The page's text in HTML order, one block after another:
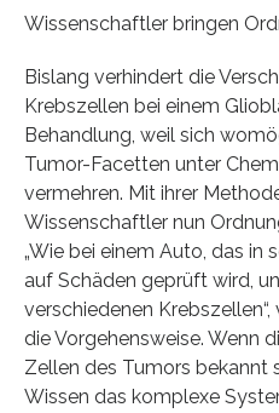
Wissenschaftler bringen
Bislang verhindert die
Krebszellen bei einem
Behandlung, weil sich
Tumor-Facetten unter
vermehren. Mit ihrer
Wissenschaftler nun
„Wie bei einem Auto, das in
auf Schäden geprüft wird,
verschiedenen
die Vorgehensweise. Wenn
Zellen des Tumors bekannt
Wissen das komplexe